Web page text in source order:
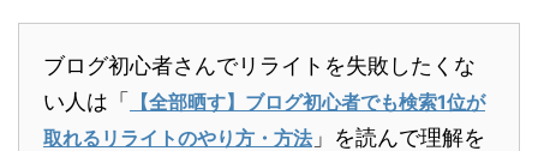
ブログ初心者さんでリライトを失敗したくな
い人は「 【全部晒す】ブログ初心者でも検索1位が
取れるリライトのやり方・方法 」を読んで理解を